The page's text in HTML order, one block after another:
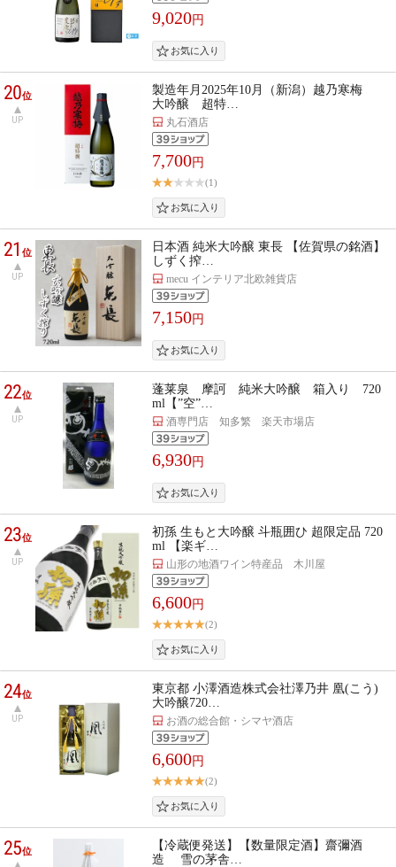
9,020円
20位
UP
製造年月2025年10月（新潟）越乃寒梅
大吟醸 超特…
丸石酒店
7,700円
(1)
21位
UP
日本酒 純米大吟醸 東長 【佐賀県の銘酒】
しずく搾…
mecu インテリア北欧雑貨店
7,150円
22位
UP
蓬莱泉 摩訶 純米大吟醸 箱入り 720
ml【”空”…
酒専門店 知多繁 楽天市場店
6,930円
23位
UP
初孫 生もと大吟醸 斗瓶囲ひ 超限定品 720
ml 【楽ギ…
山形の地酒ワイン特産品 木川屋
6,600円
(2)
24位
UP
東京都 小澤酒造株式会社澤乃井 凰(こう)
大吟醸720…
お酒の総合館・シマヤ酒店
6,600円
(2)
25位
【冷蔵便発送】【数量限定酒】齋彌酒
造 雪の茅舎…